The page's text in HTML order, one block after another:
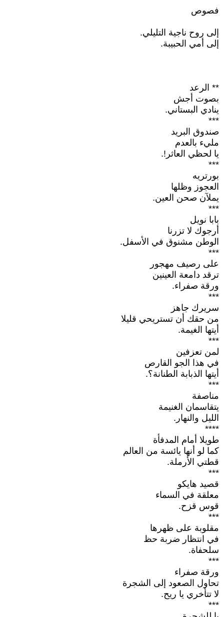
فصوص
إلى روح ناجية التليلي.
إلى أمي الحبيبة.
** الرعد
بصوت أجش
ينادي البستاني.
***
صندوق البريد
مليء بالعدم
يا لحظي العاثر!.
***
بورتريه
العجوز وظلها
يملآن صحن العين.
***
بابا نويل
أرجوك لا تزرنا
الوطن مشنوق في الأسفل.
***
على رصيف مهجور
ترقد دامعة العينين
ورقة صفراء.
***
سريرك جاهز
من حقك أن تستريحي قليلا
أيتها الغيمة.
***
لمن تعزفين
في هذا الجو القارص
أيتها الذبابة الطنانة؟.
***
مناصفة
يتقاسمان الغنيمة
الليل والنهار.
****
طويلا أمام المدفأة
كما لو أنها يائسة من العالم
قطتي الأرملة.
***
قصيد هايكو
معلقة في السماء
قوس قزح.
***
مقلوبة على ظهرها
في انتظار ضربة حظ
سلحفاة.
***
ورقة صفراء
تحاول الصعود إلى الشجرة
لا تتأخري يا ريح.
***